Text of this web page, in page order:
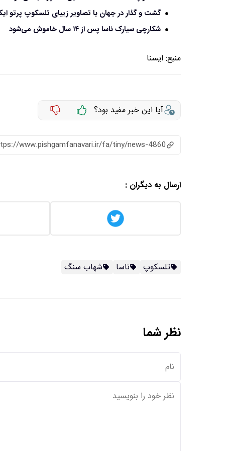
گشت و گذار در جهان با تصاویر زیبای تلسکوپ پرتو
شکارچی سیارک ناسا پس از ۱۴ سال خاموش می‌شود
منبع: ايسنا
آیا این خبر مفید بود؟
www.pishgamfanavari.ir/fa/tiny/news-4860
ارسال به دیگران :
تلسکوپ ناسا شهاب سنگ
نظر شما